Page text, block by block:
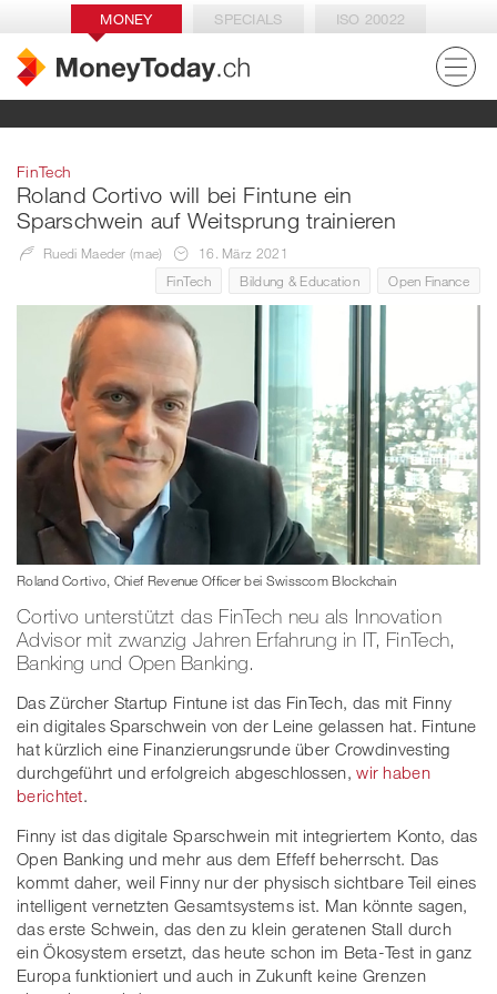
MONEY SPECIALS ISO 20022
FinTech
Roland Cortivo will bei Fintune ein
Sparschwein auf Weitsprung trainieren
Ruedi Maeder (mae)
16. März 2021
FinTech
Bildung & Education Open Finance
Roland Cortivo, Chief Revenue Officer bei Swisscom Blockchain
Cortivo unterstützt das FinTech neu als Innovation
Advisor mit zwanzig Jahren Erfahrung in IT, FinTech,
Banking und Open Banking.
Das Zürcher Startup Fintune ist das FinTech, das mit Finny
ein digitales Sparschwein von der Leine gelassen hat. Fintune
hat kürzlich eine Finanzierungsrunde über Crowdinvesting
durchgeführt und erfolgreich abgeschlossen,wir haben
berichtet
Finny ist das digitale Sparschwein mit integriertem Konto, das
Open Banking und mehr aus dem Effeff beherrscht. Das
kommt daher, weil Finny nur der physisch sichtbare Teil eines
intelligent vernetzten Gesamtsystems ist. Man könnte sagen,
das erste Schwein, das den zu klein geratenen Stall durch
ein Ökosystem ersetzt, das heute schon im Beta-Test in ganz
Europa funktioniert und auch in Zukunft keine Grenzen